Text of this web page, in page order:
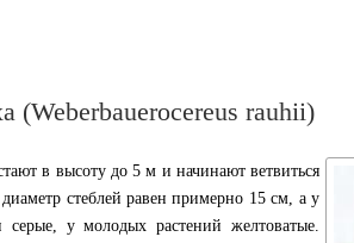
(Weberbauerocereus rauhii)
в высоту до 5 м и начинают ветвиться
стеблей равен примерно 15 см, а у
у молодых растений желтоватые.